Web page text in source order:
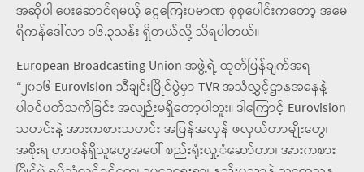
အဆိုပါ ပေးဆောင်ရမယ့် ငွေကြေးပမာဏ စုစုပေါင်းကတော့ အမေ
ရိကန်ဒေါ်လာ ၁၆.၃သန်း ရှိတယ်လို့ သိရပါတယ်။
European Broadcasting Union အဖွဲ့ရဲ့ ထုတ်ပြန်ချက်အရ
“၂၀၁၆ Eurovision သီချင်းပြိုင်ပွဲမှာ TVR အသံလွှင့်ဌာနအနေနဲ့
ပါဝင်ပတ်သက်ခြင်း အလျဉ်းမရှိတော့ပါဘူး။ ဒါကြောင့် Eurovision
သတင်းနဲ့ အားကစားသတင်း အပြန်အလှန် ဖလှယ်တာမျိုးတွေ၊
အစိုးရ တာဝန်ရှိသူတွေအပေါ် စည်းရုံးလှု့ံဆော်တာ၊ အားကစား